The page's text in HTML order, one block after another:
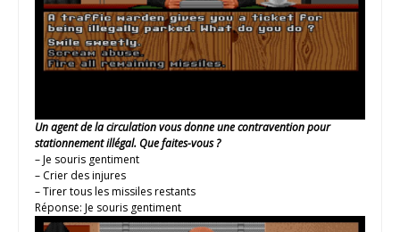
Un agent de la circulation vous donne une contravention pour
stationnement illégal. Que faites-vous ?
– Je souris gentiment
– Crier des injures
– Tirer tous les missiles restants
Réponse: Je souris gentiment